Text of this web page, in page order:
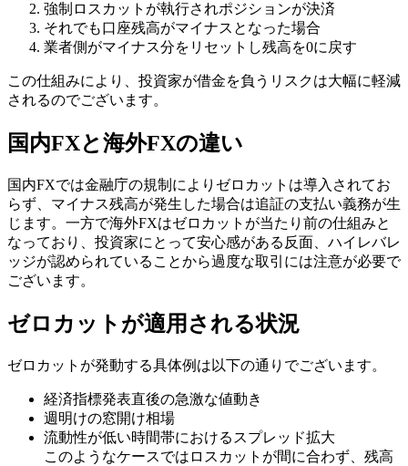
強制ロスカットが執行されポジションが決済
それでも口座残高がマイナスとなった場合
業者側がマイナス分をリセットし残高を0に戻す
この仕組みにより、投資家が借金を負うリスクは大幅に軽減
されるのでございます。
国内FXと海外FXの違い
国内FXでは金融庁の規制によりゼロカットは導入されてお
らず、マイナス残高が発生した場合は追証の支払い義務が生
じます。一方で海外FXはゼロカットが当たり前の仕組みと
なっており、投資家にとって安心感がある反面、ハイレバレ
ッジが認められていることから過度な取引には注意が必要で
ございます。
ゼロカットが適用される状況
ゼロカットが発動する具体例は以下の通りでございます。
経済指標発表直後の急激な値動き
週明けの窓開け相場
流動性が低い時間帯におけるスプレッド拡大
このようなケースではロスカットが間に合わず、残高